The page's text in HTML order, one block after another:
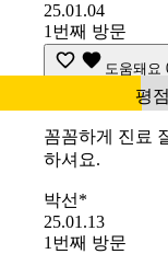
25.01.04
1번째 방문
도움돼요
평
꼼꼼하게 진료
하셔요.
박선*
25.01.13
1번째 방문